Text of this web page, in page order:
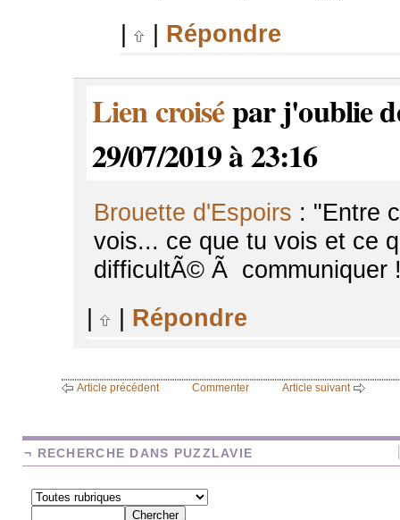
|
Répondre
Lien croisépar j'oublie
29/07/2019 à 23:16
Brouette d'Espoirs : "Entre
vois... ce que tu vois et ce
difficultÃ© Ã communiquer
Répondre
Article précédent Commenter Article suivant
¬ RECHERCHE DANS PUZZLAVIE